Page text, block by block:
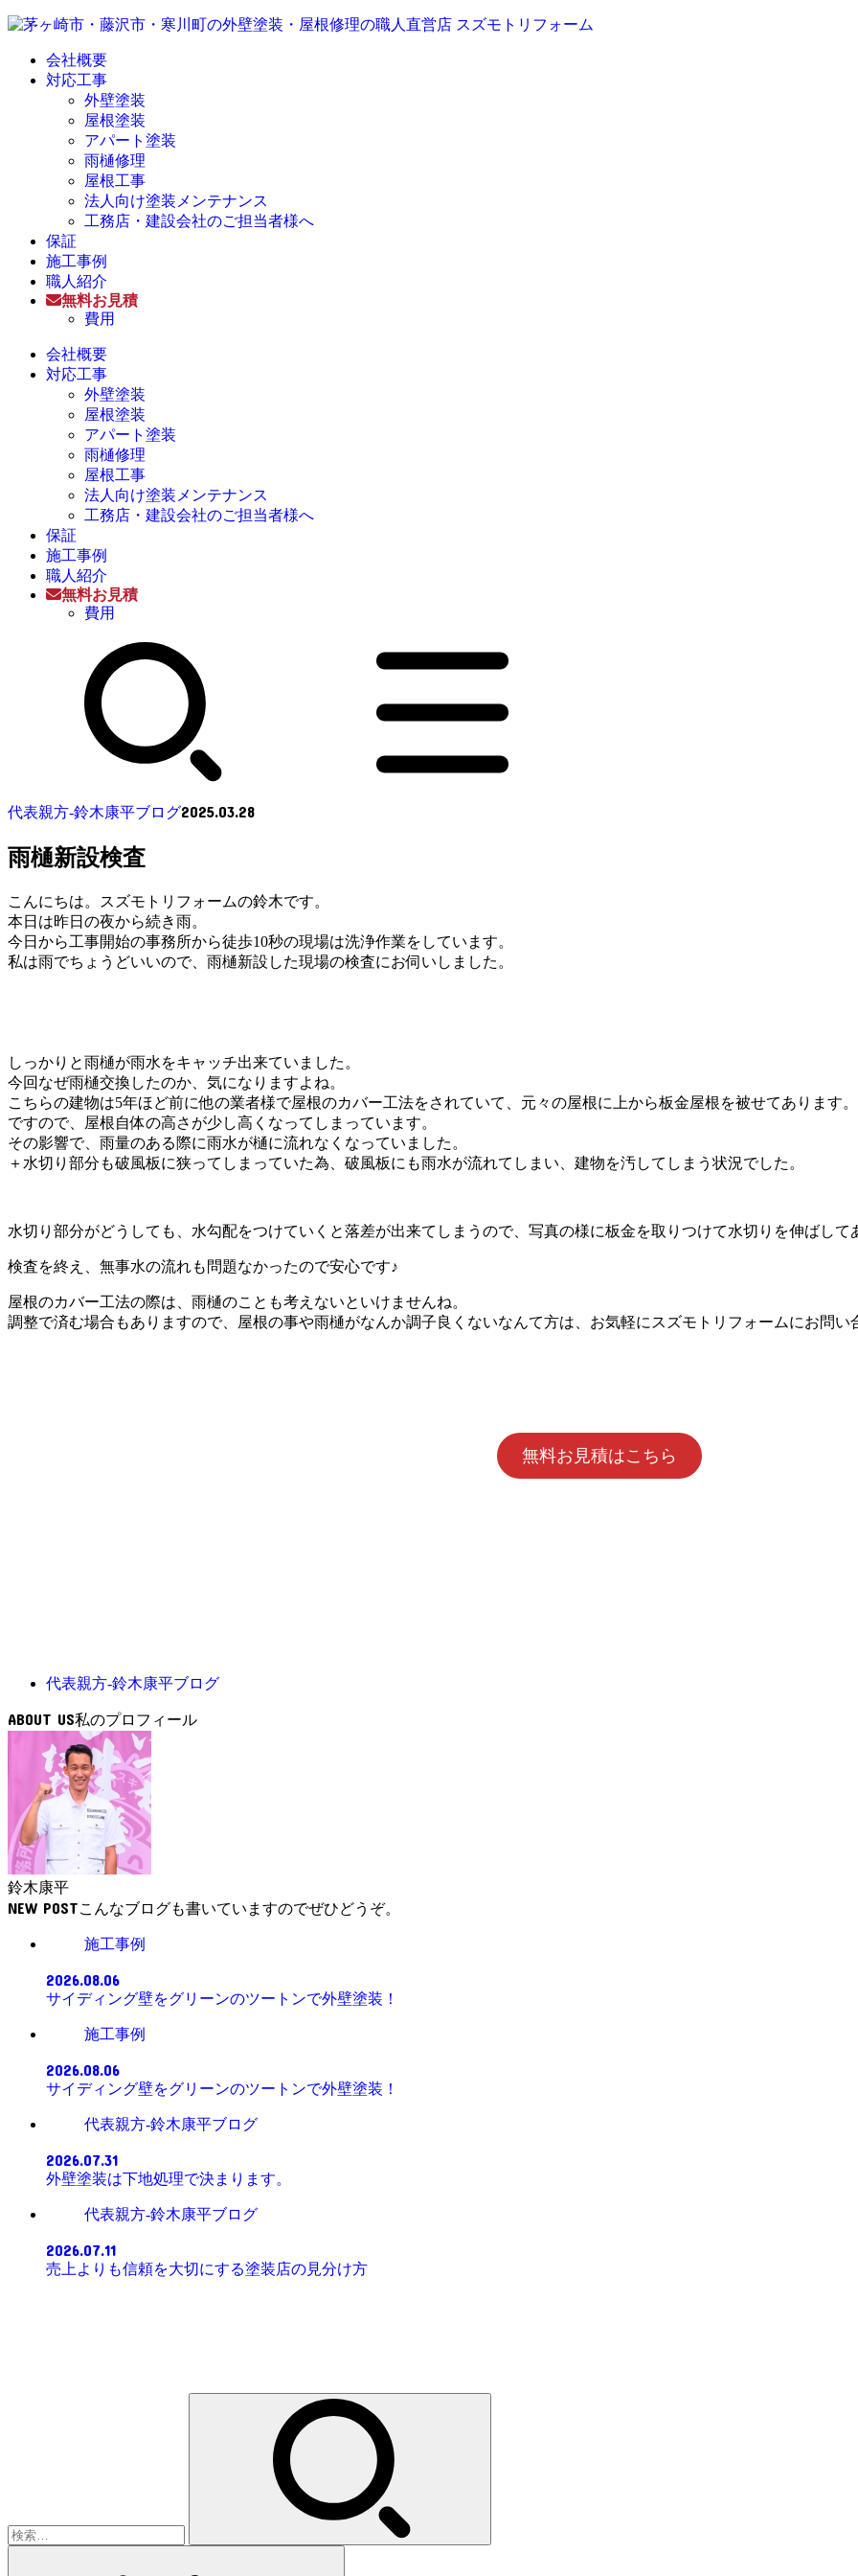
会社概要
対応工事
外壁塗装
屋根塗装
アパート塗装
雨樋修理
屋根工事
法人向け塗装メンテナンス
工務店・建設会社のご担当者様へ
保証
施工事例
職人紹介
無料お見積
費用
会社概要
対応工事
外壁塗装
屋根塗装
アパート塗装
雨樋修理
屋根工事
法人向け塗装メンテナンス
工務店・建設会社のご担当者様へ
保証
施工事例
職人紹介
無料お見積
費用
代表親方-鈴木康平ブログ2025.03.28
雨樋新設検査
こんにちは。スズモトリフォームの鈴木です。
本日は昨日の夜から続き雨。
今日から工事開始の事務所から徒歩10秒の現場は洗浄作業をしています。
私は雨でちょうどいいので、雨樋新設した現場の検査にお伺いしました。
しっかりと雨樋が雨水をキャッチ出来ていました。
今回なぜ雨樋交換したのか、気になりますよね。
こちらの建物は5年ほど前に他の業者様で屋根のカバー工法をされていて、元々の屋根に上から板金屋根を被せてあります。
ですので、屋根自体の高さが少し高くなってしまっています。
その影響で、雨量のある際に雨水が樋に流れなくなっていました。
＋水切り部分も破風板に狭ってしまっていた為、破風板にも雨水が流れてしまい、建物を汚してしまう状況でした。
水切り部分がどうしても、水勾配をつけていくと落差が出来てしまうので、写真の様に板金を取りつけて水切りを伸ばして
検査を終え、無事水の流れも問題なかったので安心です♪
屋根のカバー工法の際は、雨樋のことも考えないといけませんね。
調整で済む場合もありますので、屋根の事や雨樋がなんか調子良くないなんて方は、お気軽にスズモトリフォームにお問い
無料お見積はこちら
代表親方-鈴木康平ブログ
ABOUT US
鈴木康平
NEW POST
施工事例
2026.08.06
サイディング壁をグリーンのツートンで外壁塗装！
施工事例
2026.08.06
サイディング壁をグリーンのツートンで外壁塗装！
代表親方-鈴木康平ブログ
2026.07.31
外壁塗装は下地処理で決まります。
代表親方-鈴木康平ブログ
2026.07.11
売上よりも信頼を大切にする塗装店の見分け方